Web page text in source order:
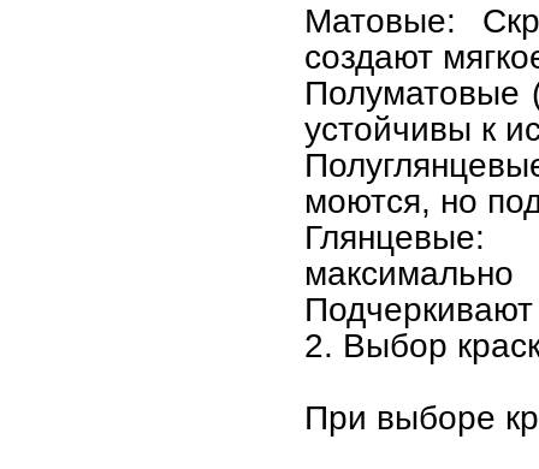
Матовые:
создают
Полуматовые
устойчивы к
моются, но
2. Выбор
При выборе